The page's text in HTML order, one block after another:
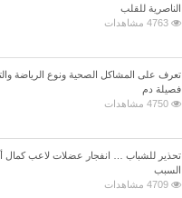
الناصرية للقلب
4763 مشاهدات
تعرف على المشاكل الصحية ونوع الرياضة
فصيلة دم
4750 مشاهدات
تحذير للشباب … انفجار عضلات لاعب كمال
السبب
4709 مشاهدات